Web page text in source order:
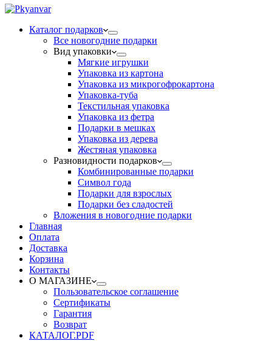
Каталог подарков
Все новогодние подарки
Вид упаковки
Мягкие игрушки
Упаковка из картона
Упаковка из микрогофрокартона
Упаковка-туба
Текстильная упаковка
Упаковка из фетра
Подарки в мешках
Упаковка из дерева
Жестяная упаковка
Разновидности подарков
Комбинированные подарки
Символ года
Подарки для взрослых
Подарки без сладостей
Вложения в новогодние подарки
Главная
Оплата
Доставка
Корзина
Контакты
О МАГАЗИНЕ
Пользовательское соглашение
Сертификаты
Гарантия
Возврат
КАТАЛОГ.PDF